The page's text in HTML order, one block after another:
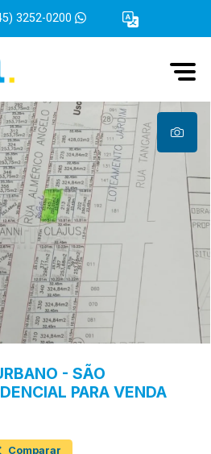
3252-0200
- SÃO
PARA VENDA
Comparar